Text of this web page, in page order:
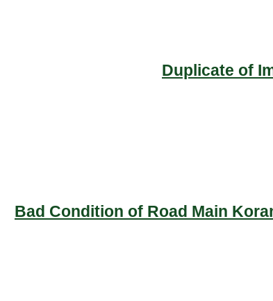
Duplicate of
Bad Condition of Road Main